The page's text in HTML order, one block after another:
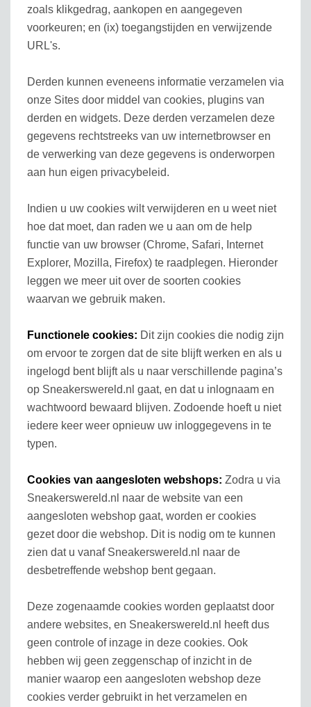
zoals klikgedrag, aankopen en aangegeven
voorkeuren; en (ix) toegangstijden en verwijzende
URL's.
Derden kunnen eveneens informatie verzamelen via
onze Sites door middel van cookies, plugins van
derden en widgets. Deze derden verzamelen deze
gegevens rechtstreeks van uw internetbrowser en
de verwerking van deze gegevens is onderworpen
aan hun eigen privacybeleid.
Indien u uw cookies wilt verwijderen en u weet niet
hoe dat moet, dan raden we u aan om de help
functie van uw browser (Chrome, Safari, Internet
Explorer, Mozilla, Firefox) te raadplegen. Hieronder
leggen we meer uit over de soorten cookies
waarvan we gebruik maken.
Functionele cookies: Dit zijn cookies die nodig zijn
om ervoor te zorgen dat de site blijft werken en als u
ingelogd bent blijft als u naar verschillende pagina’s
op Sneakerswereld.nl gaat, en dat u inlognaam en
wachtwoord bewaard blijven. Zodoende hoeft u niet
iedere keer weer opnieuw uw inloggegevens in te
typen.
Cookies van aangesloten webshops: Zodra u via
Sneakerswereld.nl naar de website van een
aangesloten webshop gaat, worden er cookies
gezet door die webshop. Dit is nodig om te kunnen
zien dat u vanaf Sneakerswereld.nl naar de
desbetreffende webshop bent gegaan.
Deze zogenaamde cookies worden geplaatst door
andere websites, en Sneakerswereld.nl heeft dus
geen controle of inzage in deze cookies. Ook
hebben wij geen zeggenschap of inzicht in de
manier waarop een aangesloten webshop deze
cookies verder gebruikt in het verzamelen en